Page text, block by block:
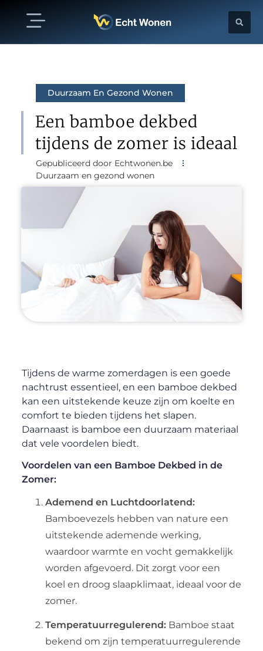
Duurzaam En Gezond Wonen
Een bamboe dekbed
tijdens de zomer is ideaal
Gepubliceerd door Echtwonen.be
Duurzaam en gezond wonen
Tijdens de warme zomerdagen is een goede
nachtrust essentieel, en een bamboe dekbed
kan een uitstekende keuze zijn om koelte en
comfort te bieden tijdens het slapen.
Daarnaast is bamboe een duurzaam materiaal
dat vele voordelen biedt.
Voordelen van een Bamboe Dekbed in de
Zomer:
Ademend en Luchtdoorlatend:
Bamboevezels hebben van nature een
uitstekende ademende werking,
waardoor warmte en vocht gemakkelijk
worden afgevoerd. Dit zorgt voor een
koel en droog slaapklimaat, ideaal voor de
zomer.
Temperatuurregulerend:Bamboe staat
bekend om zijn temperatuurregulerende